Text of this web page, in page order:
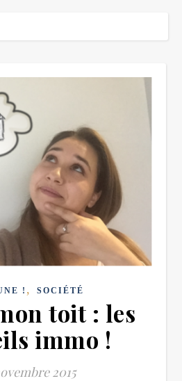
! , SOCIÉTÉ
toit : les
immo !
2015